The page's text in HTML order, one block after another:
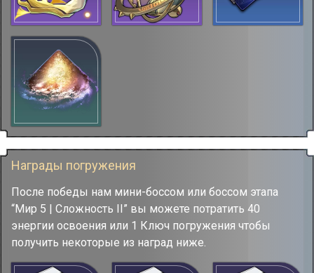
Награды погружения
После победы нам мини-боссом или боссом этапа
“Мир 5 | Сложность II” вы можете потратить 40
энергии освоения или 1 Ключ погружения чтобы
получить некоторые из наград ниже.